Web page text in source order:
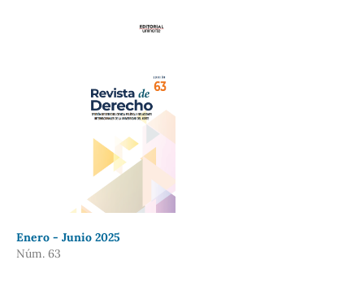
Enero - Junio 2025
Núm. 63